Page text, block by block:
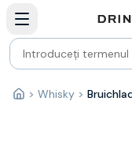
Bauturi fine — selectie
Produse Noi
Cosuri cadou
Pachete & Cadouri
VinAcasă
> Whisky >